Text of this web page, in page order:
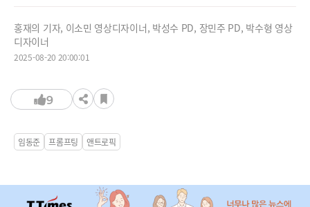
홍재의 기자, 이소민 영상디자이너, 박성수 PD, 장민주 PD, 박수형 영상
디자이너
2025-08-20 20:00:01
9
임동준 프롬프팅 앤트로픽